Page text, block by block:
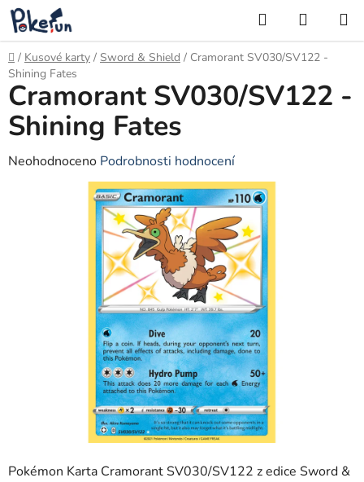
Přejít
na
obsah
Hledat
KOŠÍK
Domů
/ Kusové karty / Sword & Shield / Cramorant SV030/SV122 -
Shining Fates
Pokémon Karta Cramorant SV030/SV122 z edice Sword &
Cramorant SV030/SV122 -
Shining Fates
Průměrné
Neohodnoceno Podrobnosti hodnocení